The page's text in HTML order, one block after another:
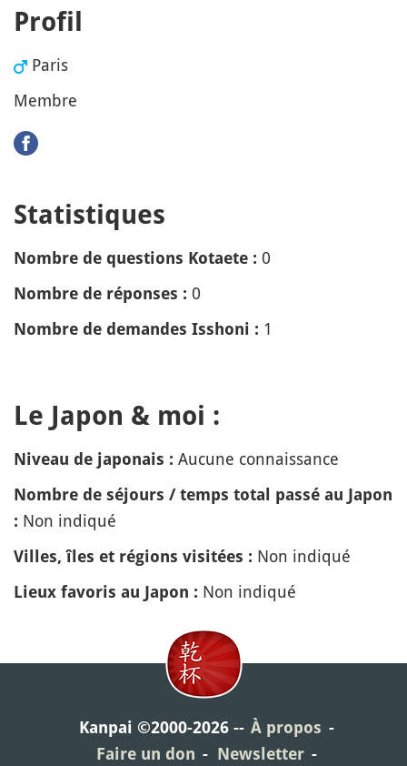
Profil
Paris
Membre
Statistiques
Nombre de questions Kotaete : 0
Nombre de réponses : 0
Nombre de demandes Isshoni : 1
Le Japon & moi :
Niveau de japonais : Aucune connaissance
Nombre de séjours / temps total passé au Japon
: Non indiqué
Villes, îles et régions visitées : Non indiqué
Lieux favoris au Japon : Non indiqué
Kanpai ©2000-2026
À propos
Faire un don
Newsletter